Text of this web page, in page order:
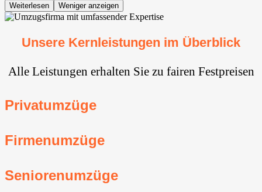
Weiterlesen Weniger anzeigen
Unsere Kernleistungen im Überblick
Alle Leistungen erhalten Sie zu fairen Festpreisen
Privatumzüge
Firmenumzüge
Seniorenumzüge